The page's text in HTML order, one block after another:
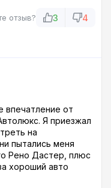
отзыв? 3 4
впечатление от
Я приезжал
на
пытались меня
Рено Дастер, плюс
хороший авто
В результате я